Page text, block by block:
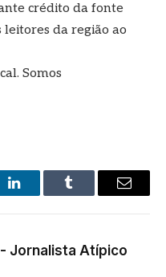
crédito da fonte
da região ao
Somos
LinkedInTumblr
E-
Jornalista Atípico